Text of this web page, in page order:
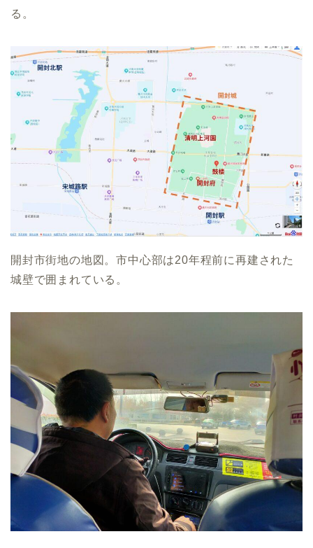
る。
開封市街地の地図。市中心部は20年程前に再建された
城壁で囲まれている。